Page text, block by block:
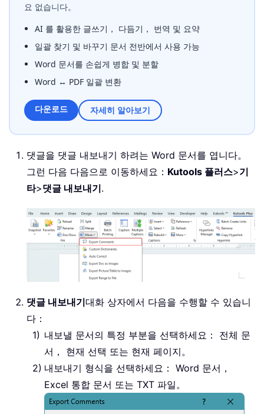
요 없습니다。
AI 를 활용한 글쓰기， 다듬기， 번역 및 요약
일괄 찾기 및 바꾸기 문서 전반에서 사용 가능
Word 문서를 손쉽게 병합 및 분할
Word ↔ PDF 일괄 변환
다운로드 자세히 알아보기
댓글을 댓글 내보내기 하려는 Word 문서를 엽니다。
그런 다음 다음으로 이동하세요： Kutools 플러스>기
타>댓글 내보내기.
댓글 내보내기대화 상자에서 다음을 수행할 수 있습니
다：
내보낼 문서의 특정 부분을 선택하세요： 전체 문
서， 현재 선택 또는 현재 페이지。
내보내기 형식을 선택하세요： Word 문서，
Excel 통합 문서 또는 TXT 파일。